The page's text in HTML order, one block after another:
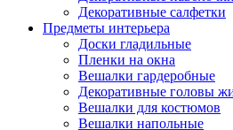
Декоративные салфетки
Предметы интерьера
Доски гладильные
Пленки на окна
Вешалки гардеробные
Декоративные головы
Вешалки для костюмов
Вешалки напольные